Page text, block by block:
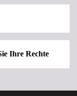
Ihre Rechte